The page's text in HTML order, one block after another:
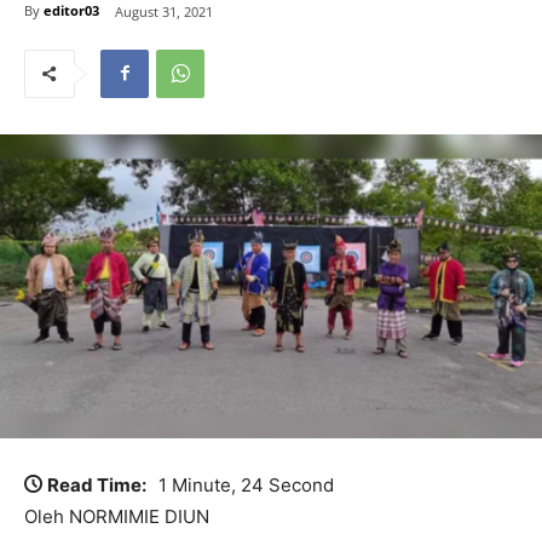
By editor03 August 31, 2021
Read Time: 1 Minute, 24 Second
Oleh NORMIMIE DIUN